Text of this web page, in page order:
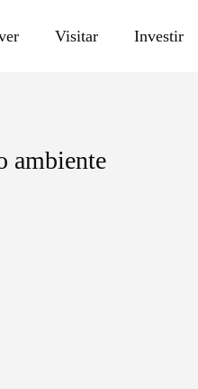
Visitar Investir
ambiente